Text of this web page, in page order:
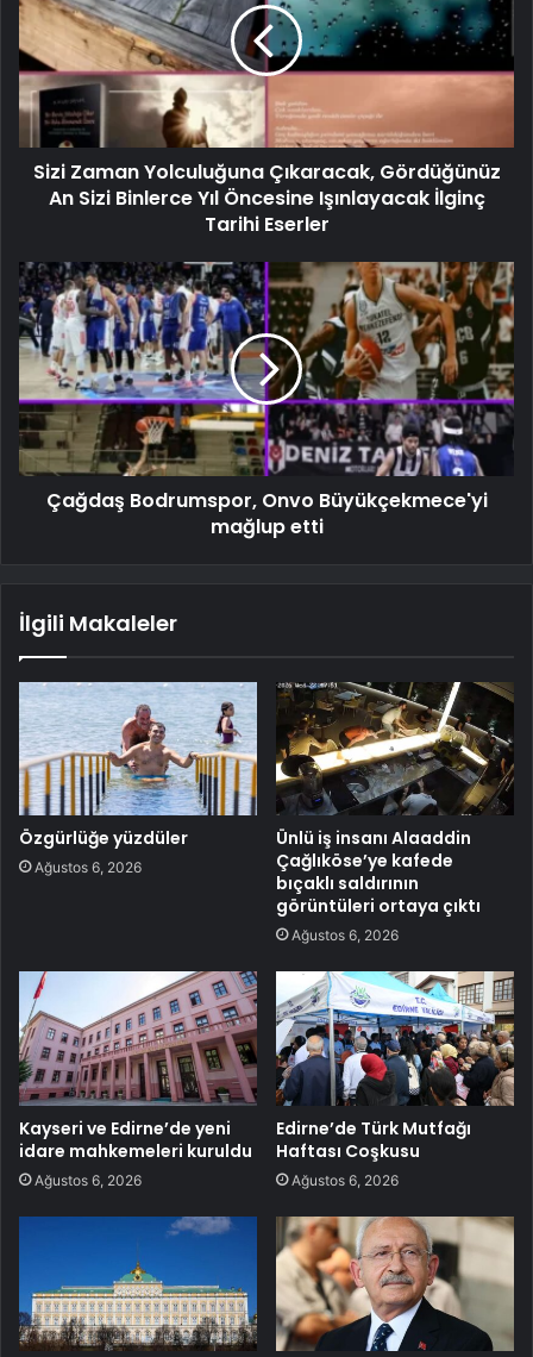
Sizi Zaman Yolculuğuna Çıkaracak, Gördüğünüz
An Sizi Binlerce Yıl Öncesine Işınlayacak İlginç
Tarihi Eserler
Çağdaş Bodrumspor, Onvo Büyükçekmece'yi
mağlup etti
İlgili Makaleler
Özgürlüğe yüzdüler
Ağustos 6, 2026
Ünlü iş insanı Alaaddin
Çağlıköse’ye kafede
bıçaklı saldırının
görüntüleri ortaya çıktı
Ağustos 6, 2026
Kayseri ve Edirne’de yeni
idare mahkemeleri kuruldu
Ağustos 6, 2026
Edirne’de Türk Mutfağı
Haftası Coşkusu
Ağustos 6, 2026